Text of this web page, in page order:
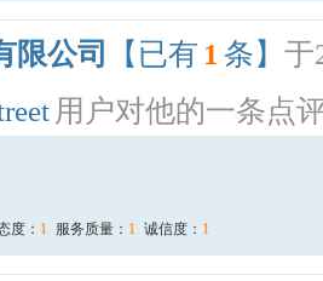
限公司 【已有 1 条】 于
用户对他的一条点
度： 1 服务质量： 1 诚信度： 1